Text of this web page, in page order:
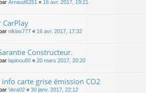
Arnaud6251 « 16 avr. 2017, 19:21
CarPlay
niklas777 « 16 avr. 2017, 17:32
Constructeur.
lapinou80 « 20 mars 2017, 20:20
carte grise émission CO2
Vera02 « 30 janv. 2017, 22:12